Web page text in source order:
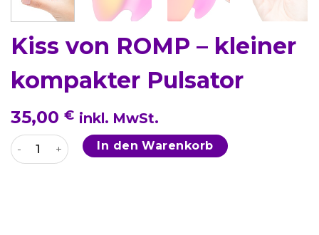
Kiss von ROMP – kleiner
kompakter Pulsator
35,00 € inkl. MwSt.
Kiss von ROMP - kleiner kompakter Pulsator Menge
In den Warenkorb